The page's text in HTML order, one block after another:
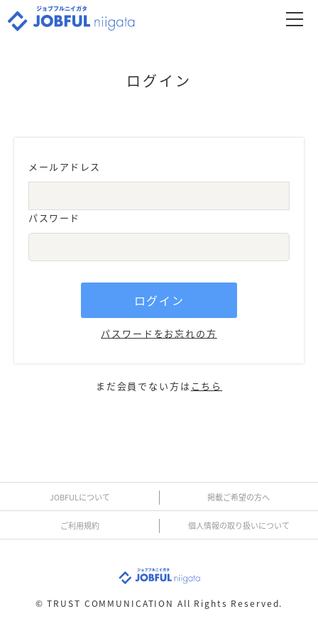
ログイン
メールアドレス
パスワード
パスワードをお忘れの方
まだ会員でない方は こちら
JOBFULについて 掲載ご希望の方へ
ご利用規約 個人情報の取り扱いについて
©TRUST COMMUNICATION All Rights Reserved.